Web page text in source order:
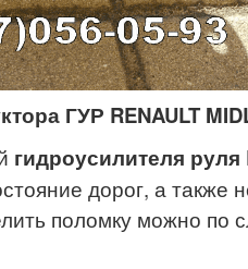
ГУР RENAULT
гидроусилителя руля
дорог, а также
поломку можно по